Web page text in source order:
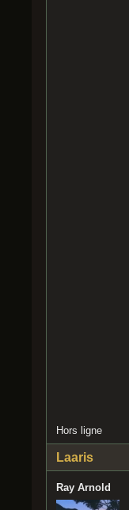
Hors ligne
Laaris
Ray Arnold